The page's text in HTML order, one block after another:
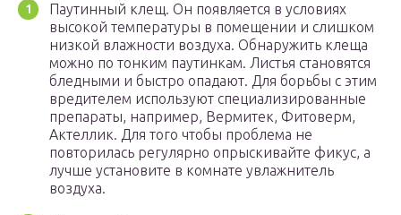
Паутинный клещ. Он появляется в условиях
высокой температуры в помещении и слишком
низкой влажности воздуха. Обнаружить клеща
можно по тонким паутинкам. Листья становятся
бледными и быстро опадают. Для борьбы с этим
вредителем используют специализированные
препараты, например, Вермитек, Фитоверм,
Актеллик. Для того чтобы проблема не
повторилась регулярно опрыскивайте фикус, а
лучше установите в комнате увлажнитель
воздуха.